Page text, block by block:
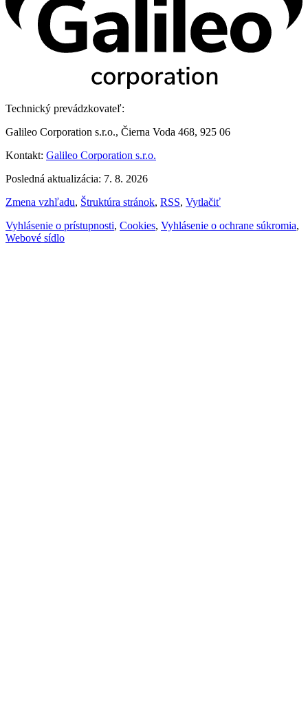
Technický prevádzkovateľ:
Galileo Corporation s.r.o., Čierna Voda 468, 925 06
Kontakt: Galileo Corporation s.r.o.
Posledná aktualizácia: 7. 8. 2026
Zmena vzhľadu, Štruktúra stránok, RSS, Vytlačiť
Vyhlásenie o prístupnosti, Cookies, Vyhlásenie o ochrane súkromia,
Webové sídlo